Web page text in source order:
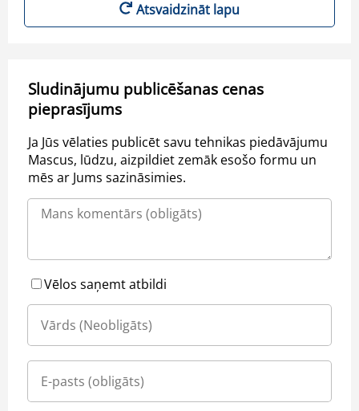
Atsvaidzināt lapu
Sludinājumu publicēšanas cenas
pieprasījums
Ja Jūs vēlaties publicēt savu tehnikas piedāvājumu
Mascus, lūdzu, aizpildiet zemāk esošo formu un
mēs ar Jums sazināsimies.
Vēlos saņemt atbildi